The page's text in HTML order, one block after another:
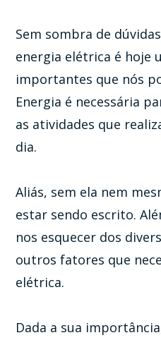
Sem sombra de
energia elétrica é hoje
importantes que nós
Energia é necessária
as atividades que
dia.
Aliás, sem ela nem
estar sendo escrito.
nos esquecer dos
outros fatores que
elétrica.
Dada a sua